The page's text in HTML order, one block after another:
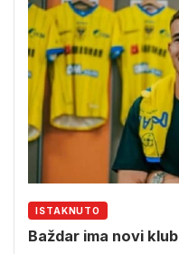
ISTAKNUTO
Baždar ima novi klub